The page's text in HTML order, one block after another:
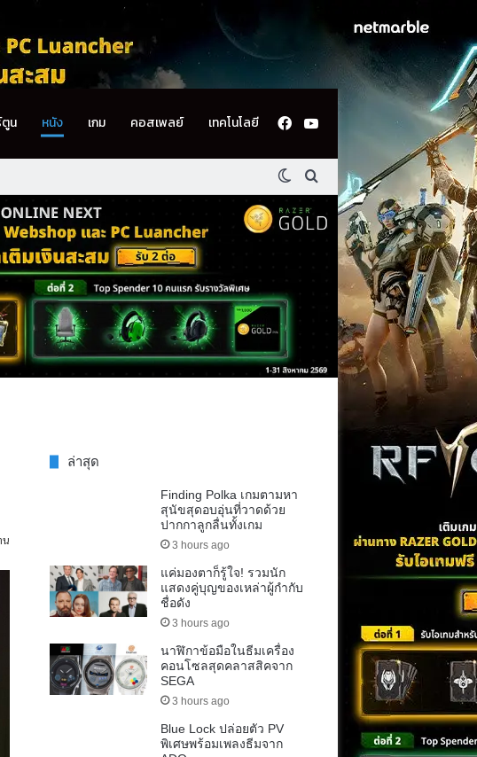
น หนัง เกม คอสเพลย์ เทคโนโลยี Facebook
YouTube
Switch skin
ค้นหา
น
ล่าสุด
Finding Polka เกมตามหา
สุนัขสุดอบอุ่นที่วาดด้วย
ปากกาลูกลื่นทั้งเกม
3 hours ago
แค่มองตาก็รู้ใจ! รวมนัก
แสดงคู่บุญของเหล่าผู้กำกับ
ชื่อดัง
3 hours ago
นาฬิกาข้อมือในธีมเครื่อง
คอนโซลสุดคลาสสิคจาก
SEGA
3 hours ago
Blue Lock ปล่อยตัว PV
พิเศษพร้อมเพลงธีมจาก